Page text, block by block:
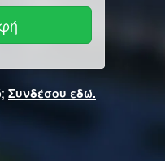
Συνδέσου εδώ.